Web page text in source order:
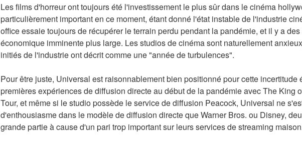
Les films d'horreur ont toujours été l'investissement le plus sûr dans le cinéma
particulièrement important en ce moment, étant donné l'état instable de l'industrie
office essaie toujours de récupérer le terrain perdu pendant la pandémie, et il y a
économique imminente plus large. Les studios de cinéma sont naturellement
initiés de l'industrie ont décrit comme une "année de turbulences".
Pour être juste, Universal est raisonnablement bien positionné pour cette incertitude
premières expériences de diffusion directe au début de la pandémie avec The King
Tour, et même si le studio possède le service de diffusion Peacock, Universal ne
d'enthousiasme dans le modèle de diffusion directe que Warner Bros. ou Disney,
grande partie à cause d'un pari trop important sur leurs services de streaming